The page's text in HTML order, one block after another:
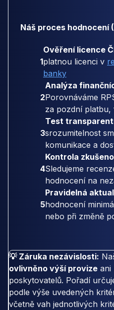
Náš proces hodnocení
1
Ověření licence
platnou licenci v
banky
2
Analýza
Porovnáváme
za pozdní platbu,
3
Test
srozumitelnost
komunikace a
4
Kontrola
Sledujeme
hodnocení na
5
Pravidelná
hodnocení
nebo při změně
💡 Záruka nezávislosti:
ovlivněno výší provize ani
poskytovatelů. Pořadí
podle výše uvedených
včetně vah jednotlivých